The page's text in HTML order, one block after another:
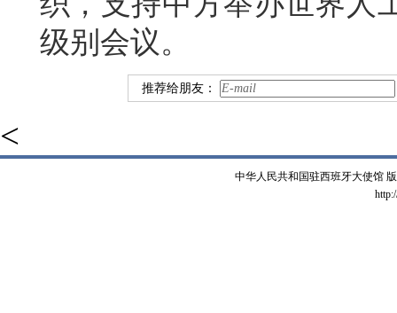
级别会议。
推荐给朋友：
<
中华人民共和国驻西班牙大使馆